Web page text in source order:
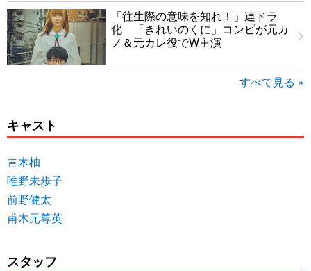
「往生際の意味を知れ！」連ドラ
化 「きれいのくに」コンビが元カ
ノ＆元カレ役でW主演
すべて見る »
キャスト
青木柚
唯野未歩子
前野健太
甫木元尊英
スタッフ